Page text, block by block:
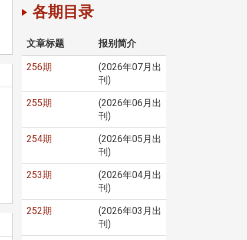
各期目录
文章标题 报别简介
256期
(2026年07月出
刊)
255期
(2026年06月出
刊)
254期
(2026年05月出
刊)
253期
(2026年04月出
刊)
252期
(2026年03月出
刊)